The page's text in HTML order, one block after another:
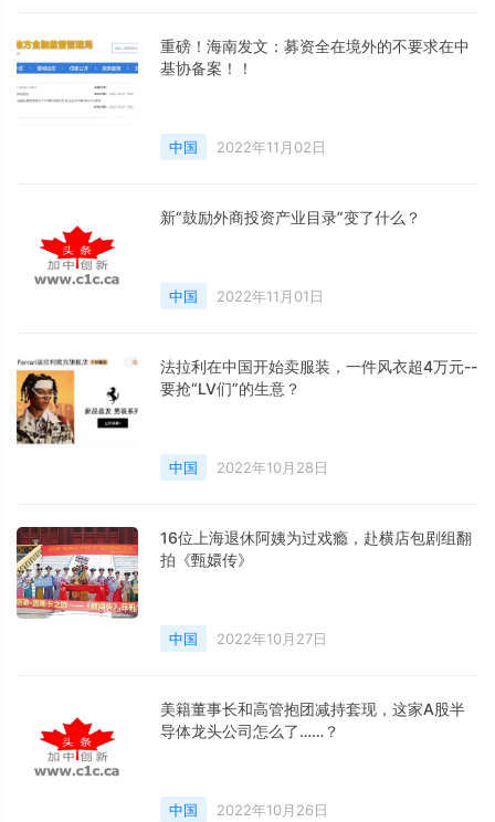
重磅！海南发文：募资全在境外的不要求在中
基协备案！！
中国 2022年11月02日
新“鼓励外商投资产业目录”变了什么？
中国 2022年11月01日
法拉利在中国开始卖服装，一件风衣超4万元--
要抢“LV们”的生意？
中国 2022年10月28日
16位上海退休阿姨为过戏瘾，赴横店包剧组翻
拍《甄嬛传》
中国 2022年10月27日
美籍董事长和高管抱团减持套现，这家A股半
导体龙头公司怎么了……？
中国 2022年10月26日